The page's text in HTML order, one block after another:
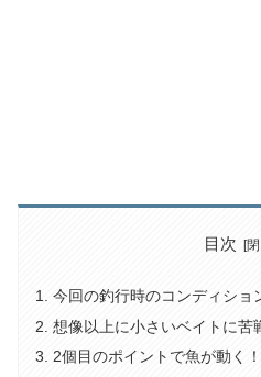
目次
今回の釣行時のコンディショ
想像以上に小さいベイトに苦
2個目のポイントで魚が動く！